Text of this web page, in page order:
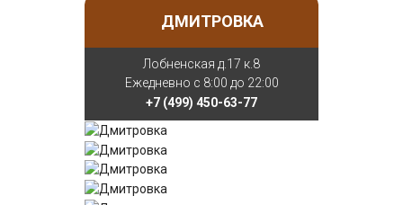
ДМИТРОВКА
Лобненская д.17 к.8
Ежедневно с 8:00 до 22:00
+7 (499) 450-63-77